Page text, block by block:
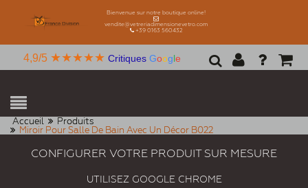
Bienvenue sur notre boutique online!
vendite@vetreriadimensionevetro.com
+39 0163 560432
4,9/5 ★★★★★ Critiques Google
Accueil
Produits
Miroir Pour Salle De Bain Avec Un Décor B022
CONFIGURER VOTRE PRODUIT SUR MESURE
UTILISEZ GOOGLE CHROME